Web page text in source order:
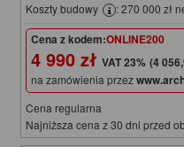
Koszty budowy
: 270 000 zł
Cena z kodem:ONLINE200
4 990 zł (4
na zamówienia przez
Cena regularna
Najniższa cena z 30 dni przed